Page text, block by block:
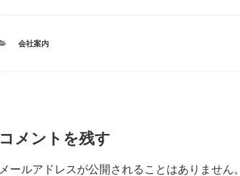
カ
会社案内
コメントを残す
メールアドレスが公開されることはありません。